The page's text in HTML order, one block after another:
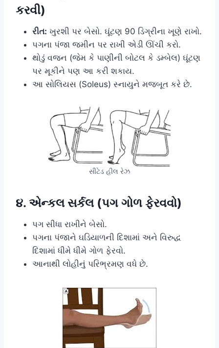
કરવી)
રીત: ખુરશી પર બેસો. ઘૂંટણ 90 ડિગ્રીના ખૂણે રાખો.
પગના પંજા જમીન પર રાખી એડી ઊંચી કરો.
થોડું વજન (જેમ કે પાણીની બોટલ કે ડમ્બેલ) ઘૂંટણ
પર મૂકીને પણ આ કરી શકાય.
આ સોલિયસ (Soleus) સ્નાયુને મજબૂત કરે છે.
સીટેડ હીલ રેઝ
૪. એન્કલ સર્કલ (પગ ગોળ ફેરવવો)
પગ સીધા રાખીને બેસો.
પગના પંજાને ઘડિયાળની દિશામાં અને વિરુદ્ધ
દિશામાં ધીમે ધીમે ગોળ ફેરવો.
આનાથી લોહીનું પરિભ્રમણ વધે છે.